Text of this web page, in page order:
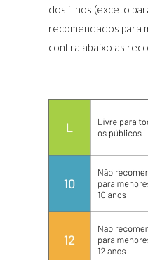
dos filhos (exceto
recomendados para
confira abaixo as